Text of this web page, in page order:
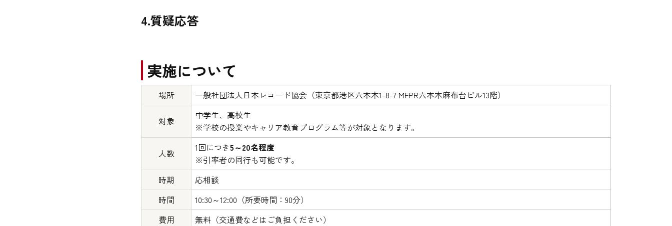
4.質疑応答
実施について
場所 一般社団法人日本レコード協会（東京都港区六本木1-8-7 MFPR六本木麻布台ビル13階）
対象
中学生、高校生
※学校の授業やキャリア教育プログラム等が対象となります。
人数 1回につき5～20名程度
※引率者の同行も可能です。
時期
応相談
時間
10:30～12:00（所要時間：90分）
費用
無料（交通費などはご負担ください）